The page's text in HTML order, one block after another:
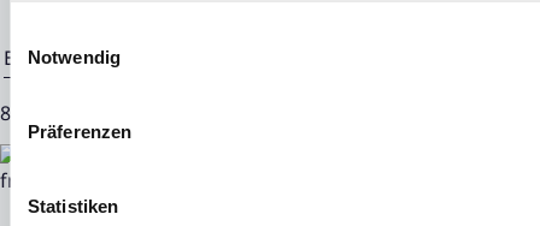
Notwendig
Präferenzen
Statistiken
Ende der Mitteilung
84785 21.07.2023 CET/CEST